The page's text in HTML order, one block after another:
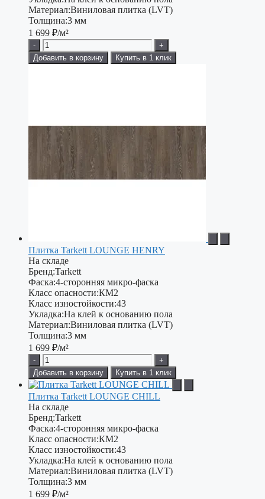
Материал:Виниловая плитка (LVT)
Толщина:3 мм
1 699 ₽/м²
-
+
Добавить в корзину
Купить в 1 клик
Плитка Tarkett LOUNGE HENRY
На складе
Бренд:Tarkett
Фаска:4-сторонняя микро-фаска
Класс опасности:КМ2
Класс изностойкости:43
Укладка:На клей к основанию пола
Материал:Виниловая плитка (LVT)
Толщина:3 мм
1 699 ₽/м²
-
+
Добавить в корзину
Купить в 1 клик
Плитка Tarkett LOUNGE CHILL
На складе
Бренд:Tarkett
Фаска:4-сторонняя микро-фаска
Класс опасности:КМ2
Класс изностойкости:43
Укладка:На клей к основанию пола
Материал:Виниловая плитка (LVT)
Толщина:3 мм
1 699 ₽/м²